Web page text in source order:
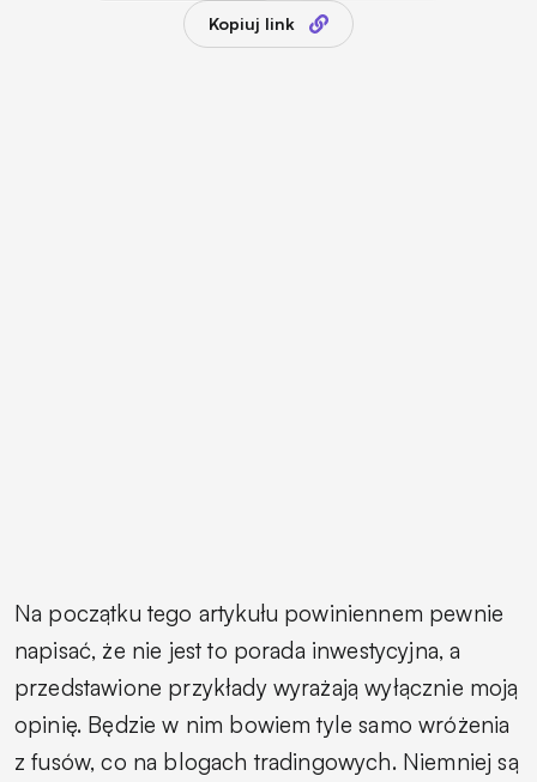
Kopiuj link
Na początku tego artykułu powiniennem pewnie
napisać, że nie jest to porada inwestycyjna, a
przedstawione przykłady wyrażają wyłącznie moją
opinię. Będzie w nim bowiem tyle samo wróżenia
z fusów, co na blogach tradingowych. Niemniej są